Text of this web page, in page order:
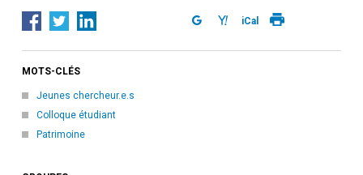
iCal
MOTS-CLÉS
Jeunes chercheur.e.s
Colloque étudiant
Patrimoine